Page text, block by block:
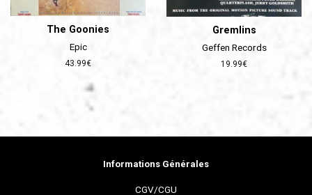
The Goonies
Epic
Prix
43.99€
Gremlins
Geffen Records
Prix
19.99€
Informations Générales
CGV/CGU